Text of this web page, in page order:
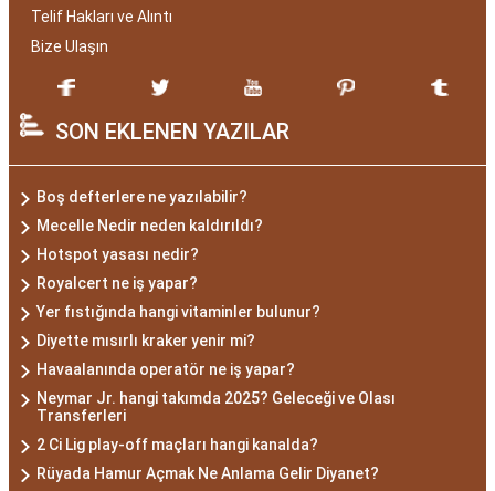
Telif Hakları ve Alıntı
Bize Ulaşın
SON EKLENEN YAZILAR
Boş defterlere ne yazılabilir?
Mecelle Nedir neden kaldırıldı?
Hotspot yasası nedir?
Royalcert ne iş yapar?
Yer fıstığında hangi vitaminler bulunur?
Diyette mısırlı kraker yenir mi?
Havaalanında operatör ne iş yapar?
Neymar Jr. hangi takımda 2025? Geleceği ve Olası
Transferleri
2 Ci Lig play-off maçları hangi kanalda?
Rüyada Hamur Açmak Ne Anlama Gelir Diyanet?